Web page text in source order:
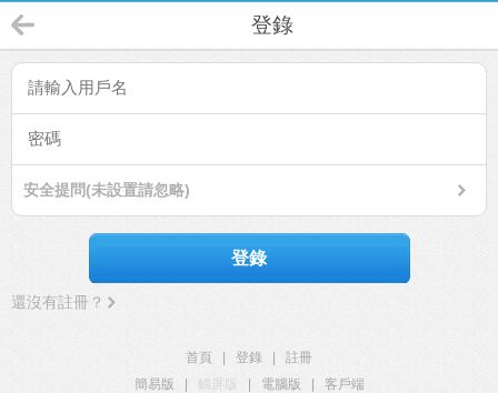
登錄
安全提問(未設置請忽略)
登錄
還沒有註冊？
首頁 登錄
註冊
簡易版
觸屏版 電腦版
客戶端